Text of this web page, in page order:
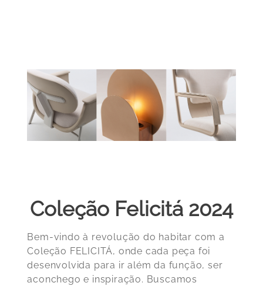
Coleção Felicitá 2024
Bem-vindo à revolução do habitar com a
Coleção FELICITÁ, onde cada peça foi
desenvolvida para ir além da função, ser
aconchego e inspiração. Buscamos